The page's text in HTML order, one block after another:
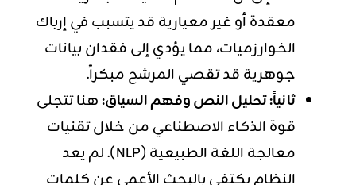
معقدة أو غير معيارية قد يتسبب في إرباك
الخوارزميات، مما يؤدي إلى فقدان بيانات
جوهرية قد تقصي المرشح مبكراً.
ثانياً: تحليل النص وفهم السياق:هنا تتجلى
قوة الذكاء الاصطناعي من خلال تقنيات
معالجة اللغة الطبيعية (NLP). لم يعد
النظام يكتفي بالبحث الأعمى عن كلمات